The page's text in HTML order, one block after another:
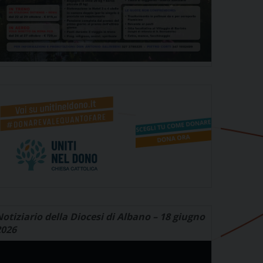
della Diocesi di Albano – 18 giugno